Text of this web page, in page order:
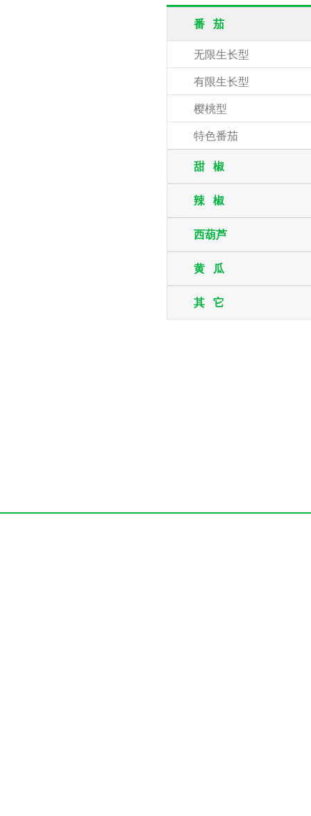
番 茄
无限生长型
有限生长型
樱桃型
特色番茄
甜 椒
辣 椒
西葫芦
黄 瓜
其 它